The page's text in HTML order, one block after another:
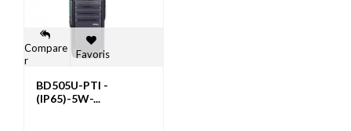
Compare
r
Favoris
BD505U-PTI -
(IP65)-5W-...